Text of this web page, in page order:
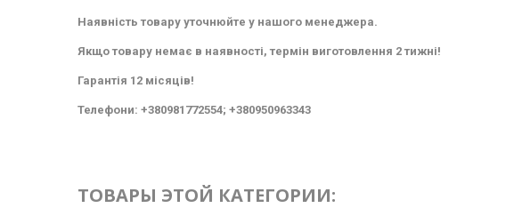
Наявність товару уточнюйте у нашого менеджера.
Якщо товару немає в наявності, термін виготовлення 2 тижні!
Гарантія 12 місяців!
Телефони: +380981772554; +380950963343
ТОВАРЫ ЭТОЙ КАТЕГОРИИ: